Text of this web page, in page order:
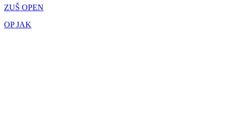
ZUŠ OPEN
OP JAK